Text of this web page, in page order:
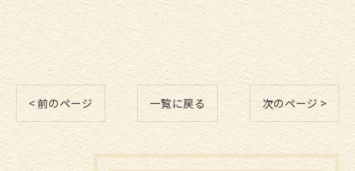
< 前のページ 一覧に戻る 次のページ >